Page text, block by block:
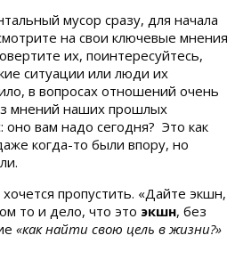
мусор сразу, для начала
на свои ключевые мнения
их, поинтересуйтесь,
ситуации или люди их
в вопросах отношений очень
мнений наших прошлых
оно вам надо сегодня? Это как
когда-то были впору, но
пропустить. «Дайте экшн,
то и дело, что это экшн, без
«как найти свою цель в жизни?»